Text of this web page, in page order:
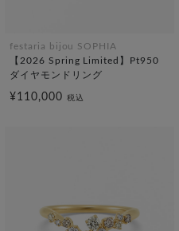
festaria bijou SOPHIA
【2026 Spring Limited】Pt950
ダイヤモンドリング
¥110,000 税込